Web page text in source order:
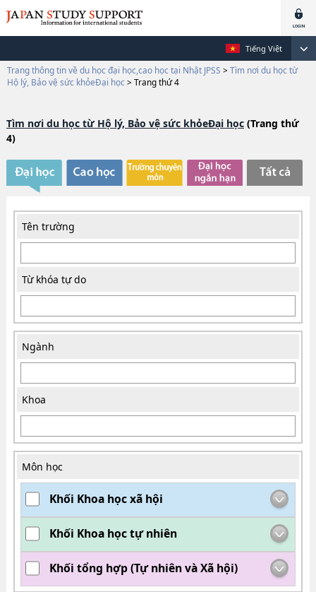
Tiếng Việt
Trang thông tin về du học đại học,cao học tại Nhật JPSS > Tìm nơi du học từ
Hộ lý, Bảo vệ sức khỏeĐại học > Trang thứ 4
Tìm nơi du học từ Hộ lý, Bảo vệ sức khỏeĐại học(Trang thứ
4)
Tên trường
Từ khóa tự do
Ngành
Khoa
Môn học
Khối Khoa học xã hội
Khối Khoa học tự nhiên
Khối tổng hợp (Tự nhiên và Xã hội)